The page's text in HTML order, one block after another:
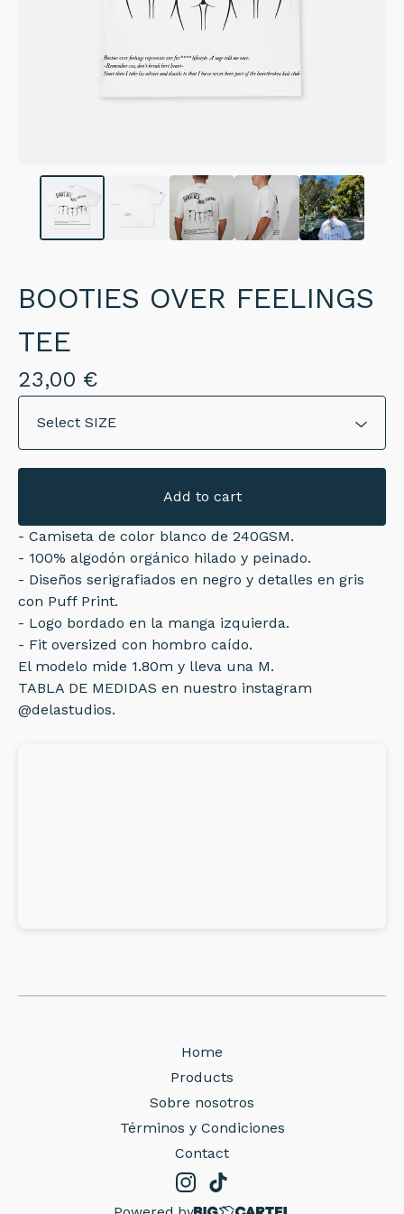
BOOTIES OVER FEELINGS
TEE
23,00 €
Add to cart
- Camiseta de color blanco de 240GSM.
- 100% algodón orgánico hilado y peinado.
- Diseños serigrafiados en negro y detalles en gris
con Puff Print.
- Logo bordado en la manga izquierda.
- Fit oversized con hombro caído.
El modelo mide 1.80m y lleva una M.
TABLA DE MEDIDAS en nuestro instagram
@delastudios.
Home
Products
Sobre nosotros
Términos y Condiciones
Contact